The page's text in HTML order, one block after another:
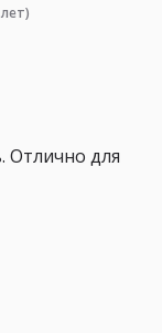
Отлично для